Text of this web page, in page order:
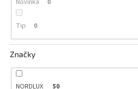
Novinka 0
Tip 0
Značky
NORDLUX 50